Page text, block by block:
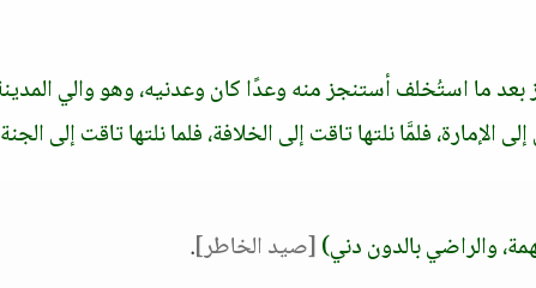
بعد ما استُخلف أستنجز منه وعدًا كان وعدنيه، وهو والي
فلمَّا نلتها تاقت إلى الخلافة، فلما نلتها تاقت إلى
والراضي بالدون دني)[صيد الخاطر].